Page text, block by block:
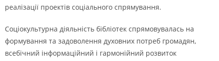
реалізації проектів соціального спрямування.
Соціокультурна діяльність бібліотек спрямовувалась на
формування та задоволення духовних потреб громадян,
всебічний інформаційний і гармонійний розвиток